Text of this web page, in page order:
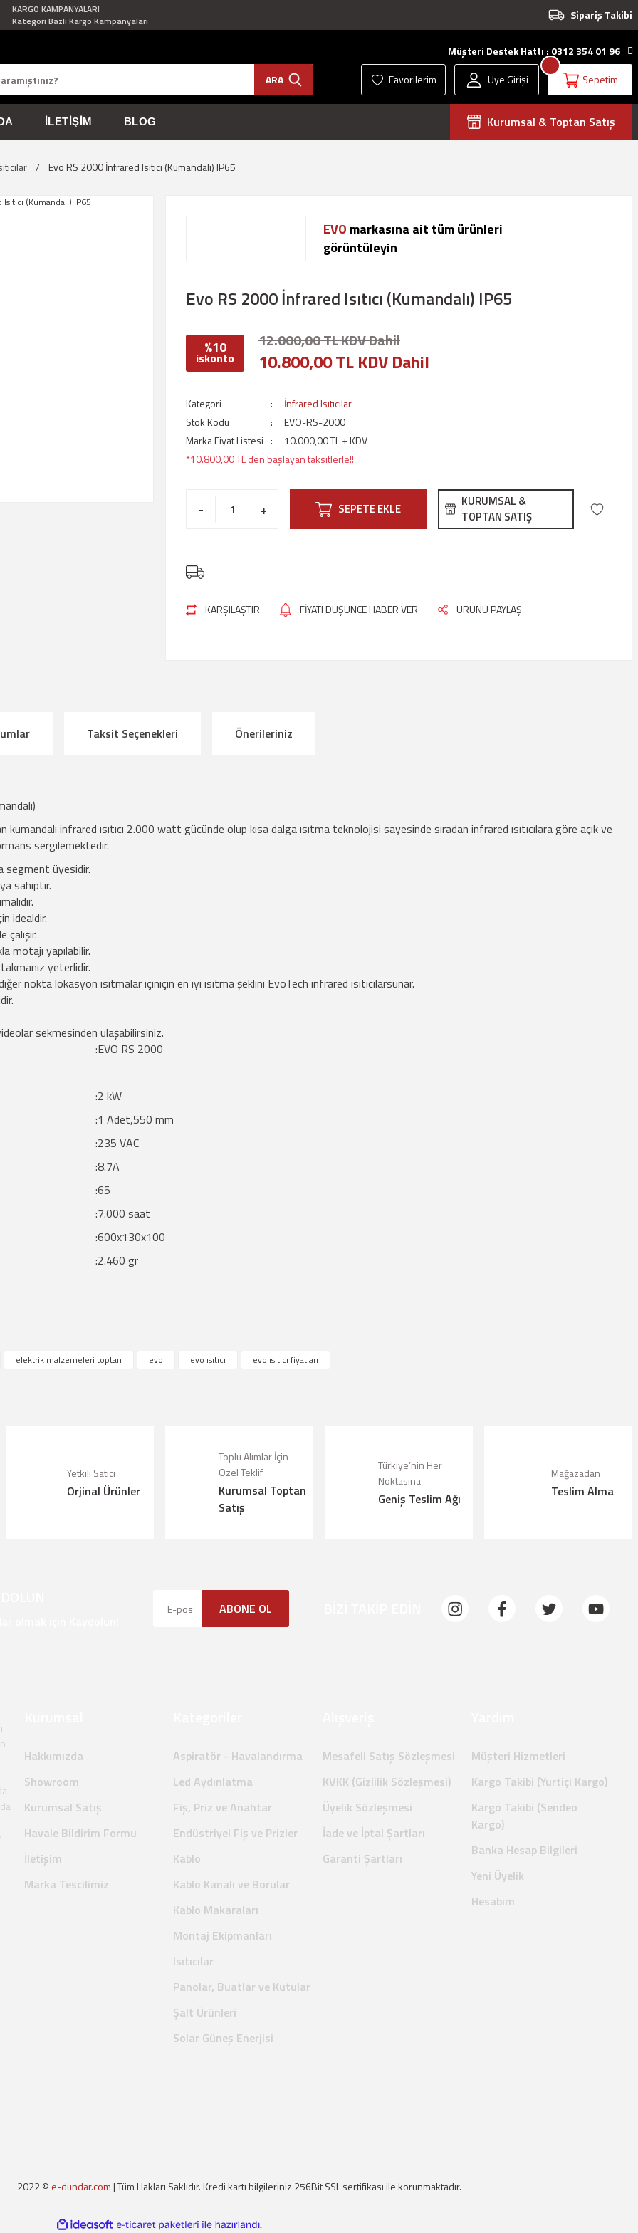
KARGO KAMPANYALARI
Kategori Bazlı Kargo Kampanyaları
Sipariş Takibi
Müşteri Destek Hattı : 0312 354 01 96
ARA
Favorilerim Üye Girişi Sepetim
İLETIŞIM BLOG Kurumsal & Toptan Satış
Evo RS 2000 İnfrared Isıtıcı (Kumandalı) IP65
EVO markasına ait tüm ürünleri
görüntüleyin
Evo RS 2000 İnfrared Isıtıcı (Kumandalı) IP65
%10
iskonto
12.000,00 TL KDV Dahil
10.800,00 TL KDV Dahil
Kategori
İnfrared Isıtıcılar
Stok Kodu
EVO-RS-2000
Marka Fiyat Listesi
10.000,00 TL + KDV
*10.800,00 TL den başlayan taksitlerle!!
- + SEPETE EKLE
KURUMSAL &
TOPTAN SATIŞ
KARŞILAŞTIR FİYATI DÜŞÜNCE HABER VER ÜRÜNÜ PAYLAŞ
Taksit Seçenekleri Önerileriniz
infrared ısıtıcı 2.000 watt gücünde olup kısa dalga ısıtma teknolojisi sayesinde sıradan infrared ısıtıcılara göre açık ve
sergilemektedir.
segment üyesidir.
sahiptir.
idealdir.
motajı yapılabilir.
yeterlidir.
nokta lokasyon ısıtmalar içiniçin en iyi ısıtma şeklini EvoTech infrared ısıtıcılarsunar.
sekmesinden ulaşabilirsiniz.
:EVO RS 2000
:2 kW
:1 Adet,550 mm
:235 VAC
:8.7A
:65
:7.000 saat
:600x130x100
:2.460 gr
elektrik malzemeleri toptan evo evo ısıtıcı evo ısıtıcı fiyatları
Yetkili Satıcı
Orjinal Ürünler
Toplu Alımlar İçin
Özel Teklif
Kurumsal Toptan
Satış
Türkiye’nin Her
Noktasına
Geniş Teslim Ağı
Mağazadan
Teslim Alma
ABONE OL
Hakkımızda
Showroom
Kurumsal Satış
Havale Bildirim Formu
İletişim
Marka Tescilimiz
Aspiratör - Havalandırma
Led Aydınlatma
Fiş, Priz ve Anahtar
Endüstriyel Fiş ve Prizler
Kablo
Kablo Kanalı ve Borular
Kablo Makaraları
Montaj Ekipmanları
Isıtıcılar
Panolar, Buatlar ve Kutular
Şalt Ürünleri
Solar Güneş Enerjisi
Mesafeli Satış Sözleşmesi
KVKK (Gizlilik Sözleşmesi)
Üyelik Sözleşmesi
İade ve İptal Şartları
Garanti Şartları
Müşteri Hizmetleri
Kargo Takibi (Yurtiçi Kargo)
Kargo Takibi (Sendeo
Kargo)
Banka Hesap Bilgileri
Yeni Üyelik
Hesabım
2022 © e-dundar.com| Tüm Hakları Saklıdır. Kredi kartı bilgileriniz 256Bit SSL sertifikası ile korunmaktadır.
ideasoft
e-